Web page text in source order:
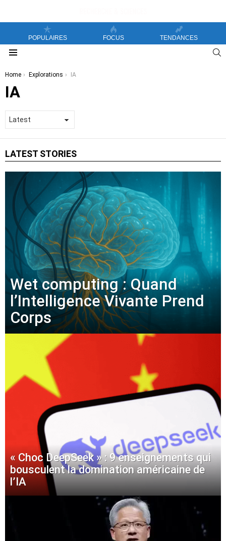
POPULAIRES FOCUS TENDANCES
You are here:
Home Explorations IA
IA
LATEST STORIES
Wet computing : Quand
l’Intelligence Vivante Prend
Corps
« Choc DeepSeek » : 9 enseignements qui
bousculent la domination américaine de
l’IA